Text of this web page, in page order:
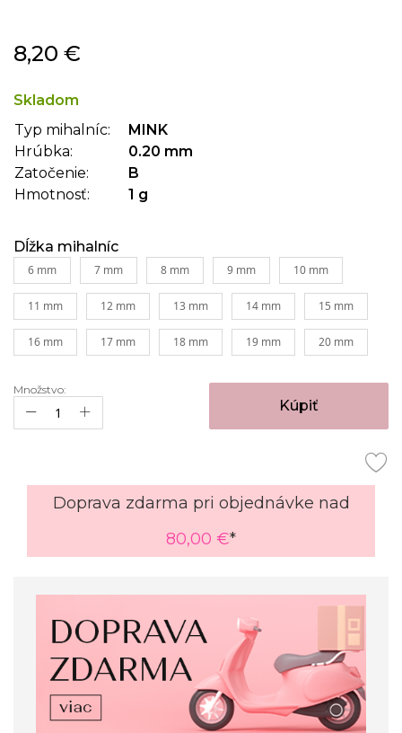
na
galérie
8,20 €
Skladom
Typ mihalníc:
MINK
Hrúbka:
0.20 mm
Zatočenie:
B
Hmotnosť:
1 g
Dĺžka mihalníc
6 mm 7 mm 8 mm 9 mm 10 mm
11 mm 12 mm 13 mm 14 mm 15 mm
16 mm 17 mm 18 mm 19 mm 20 mm
Množstvo:
Kúpiť
Doprava zdarma pri objednávke nad
80,00 €*